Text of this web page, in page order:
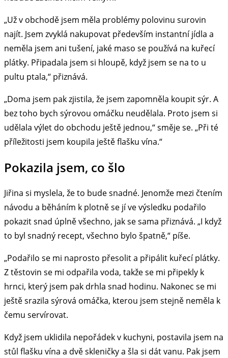
„Už v obchodě jsem měla problémy polovinu surovin
najít. Jsem zvyklá nakupovat především instantní jídla a
neměla jsem ani tušení, jaké maso se používá na kuřecí
plátky. Připadala jsem si hloupě, když jsem se na to u
pultu ptala,“ přiznává.
„Doma jsem pak zjistila, že jsem zapomněla koupit sýr. A
bez toho bych sýrovou omáčku neudělala. Proto jsem si
udělala výlet do obchodu ještě jednou,“ směje se. „Při té
příležitosti jsem koupila ještě flašku vína.“
Pokazila jsem, co šlo
Jiřina si myslela, že to bude snadné. Jenomže mezi čtením
návodu a běháním k plotně se jí ve výsledku podařilo
pokazit snad úplně všechno, jak se sama přiznává. „I když
to byl snadný recept, všechno bylo špatně,“ píše.
„Podařilo se mi naprosto přesolit a připálit kuřecí plátky.
Z těstovin se mi odpařila voda, takže se mi připekly k
hrnci, který jsem pak drhla snad hodinu. Nakonec se mi
ještě srazila sýrová omáčka, kterou jsem stejně neměla k
čemu servírovat.
Když jsem uklidila nepořádek v kuchyni, postavila jsem na
stůl flašku vína a dvě skleničky a šla si dát vanu. Pak jsem